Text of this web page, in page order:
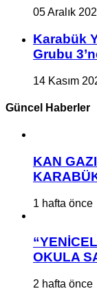
05 Aralık
Karabük
Grubu
14 Kasım
Güncel Haberler
KAN
1 hafta önce
OKULA
2 hafta önce